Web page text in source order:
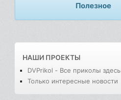
Полезное
НАШИ ПРОЕКТЫ
DVPrikol - Все приколы здесь
Только интересные новости